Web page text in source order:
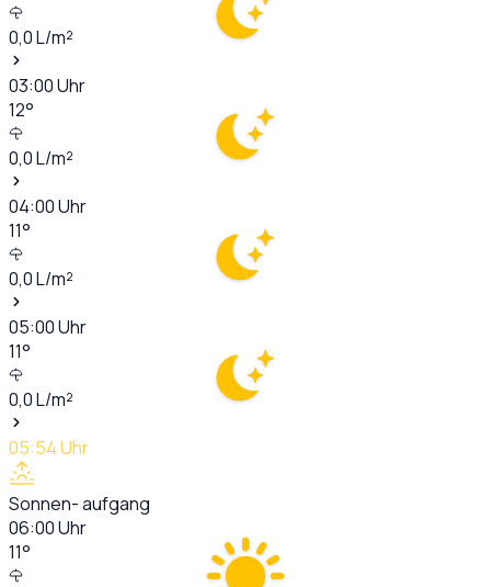
0,0L/m²
03:00Uhr
12°
0,0L/m²
04:00Uhr
11°
0,0L/m²
05:00Uhr
11°
0,0L/m²
05:54Uhr
Sonnen- aufgang
06:00Uhr
11°